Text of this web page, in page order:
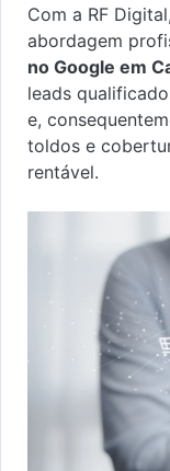
Com a RF
abordagem
no Google em
leads
e,
toldos e
rentável.